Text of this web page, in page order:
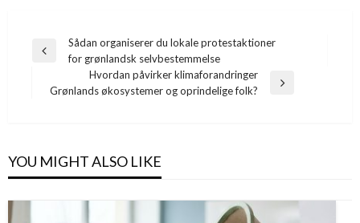
Indlægsnavigation
Previous
Sådan organiserer du lokale protestaktioner
for grønlandsk selvbestemmelse
Next
Hvordan påvirker klimaforandringer
Grønlands økosystemer og oprindelige folk?
YOU MIGHT ALSO LIKE